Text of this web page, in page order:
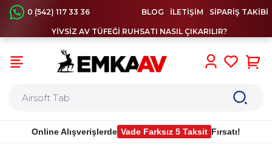
0 (542) 117 33 36 BLOG İLETİŞİM SİPARİŞ TAKİBİ
YİVSİZ AV TÜFEĞİ RUHSATI NASIL ÇIKARILIR?
Online Alışverişlerde Vade Farksız 5 Taksit Fırsatı!